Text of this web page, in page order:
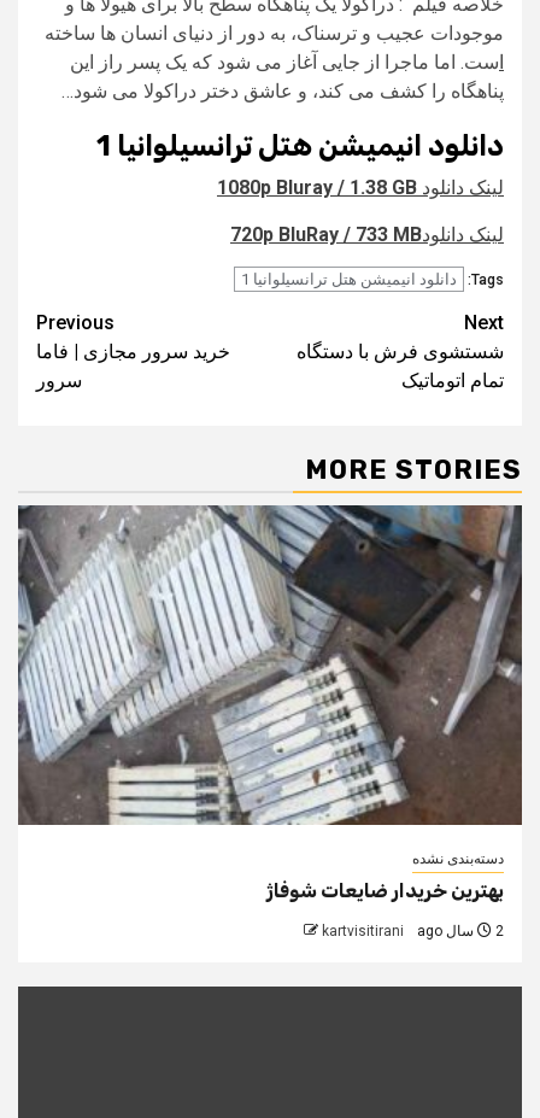
موجودات عجیب و ترسناک، به دور از دنیای انسان ها ساخته
است. اما ماجرا از جایی آغاز می شود که یک پسر راز این
پناهگاه را کشف می کند، و عاشق دختر دراکولا می شود…
دانلود انیمیشن هتل ترانسیلوانیا 1
لینک دانلود 1080p Bluray / 1.38 GB
لینک دانلود720p BluRay / 733 MB
Tags: دانلود انیمیشن هتل ترانسیلوانیا 1
Post
navigation
Previous
خرید سرور مجازی | فاما
سرور
Next
شستشوی فرش با دستگاه
تمام اتوماتیک
MORE STORIES
دسته‌بندی نشده
بهترین خریدار ضایعات شوفاژ
2 سال ago kartvisitirani